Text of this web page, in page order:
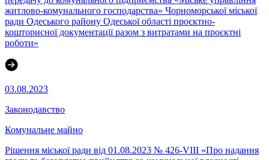
житлово-комунального господарства» Чорноморської міської
ради Одеського району Одеської області проєктно-
кошторисної документації разом з витратами на проєктні
роботи»
03.08.2023
Законодавство
Комунальне майно
Рішення міської ради від 01.08.2023 № 426-VIII «Про надання